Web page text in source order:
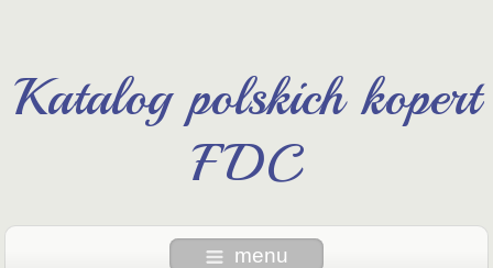
Katalog polskich kopert
FDC
menu